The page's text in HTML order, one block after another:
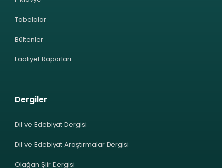
Tabelalar
Bültenler
Faaliyet Raporları
Dergiler
Dil ve Edebiyat Dergisi
Dil ve Edebiyat Araştırmalar Dergisi
Olağan Şiir Dergisi